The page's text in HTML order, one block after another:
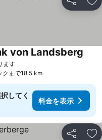
シェア お
ます
von Landsberg
クまで18.5 km
してく
料金を表示
シェア